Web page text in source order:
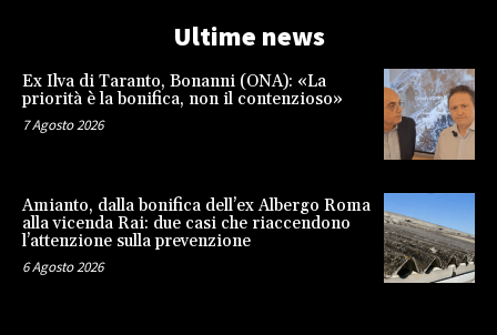
Ultime news
Ex Ilva di Taranto, Bonanni (ONA): «La
priorità è la bonifica, non il contenzioso»
7 Agosto 2026
Amianto, dalla bonifica dell’ex Albergo Roma
alla vicenda Rai: due casi che riaccendono
l’attenzione sulla prevenzione
6 Agosto 2026